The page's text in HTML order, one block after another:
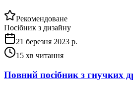
Рекомендоване
Посібник з дизайну
21 березня 2023 р.
15 хв читання
Повний посібник з гнучких